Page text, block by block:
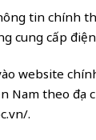
tin chính
cung cấp
website
Nam theo địa
.